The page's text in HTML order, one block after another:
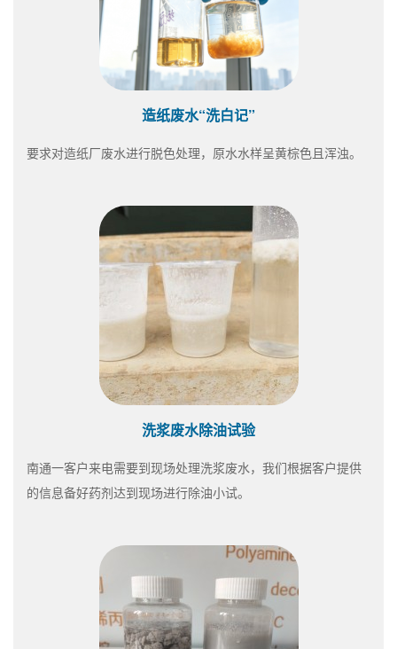
造纸废水“洗白记”
要求对造纸厂废水进行脱色处理，原水水样呈黄棕色且浑浊。
洗浆废水除油试验
南通一客户来电需要到现场处理洗浆废水，我们根据客户提供
的信息备好药剂达到现场进行除油小试。